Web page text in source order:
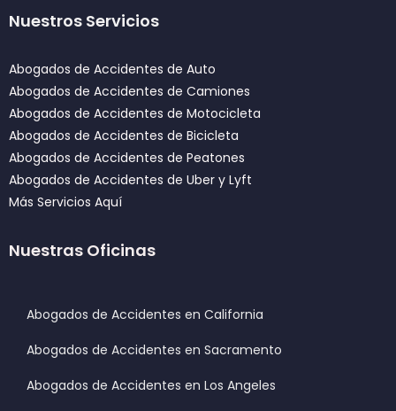
Nuestros Servicios
Abogados de Accidentes de Auto
Abogados de Accidentes de Camiones
Abogados de Accidentes de Motocicleta
Abogados de Accidentes de Bicicleta
Abogados de Accidentes de Peatones
Abogados de Accidentes de Uber y Lyft
Más Servicios Aquí
Nuestras Oficinas
Abogados de Accidentes en California
Abogados de Accidentes en Sacramento
Abogados de Accidentes en Los Angeles